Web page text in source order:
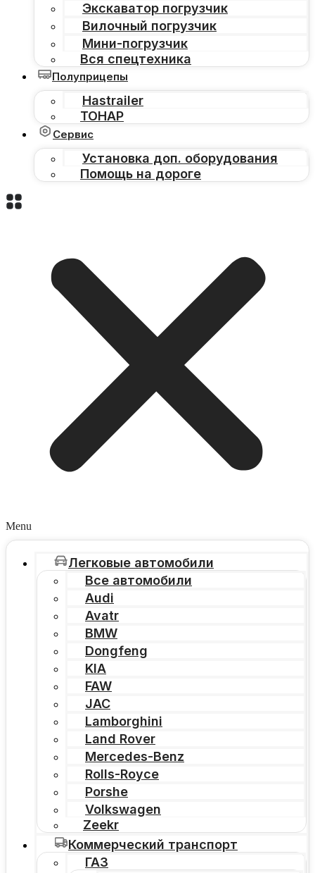
Экскаватор погрузчик
Вилочный погрузчик
Мини-погрузчик
Вся спецтехника
Полуприцепы
Hastrailer
ТОНАР
Сервис
Установка доп. оборудования
Помощь на дороге
Menu
Легковые автомобили
Все автомобили
Audi
Avatr
BMW
Dongfeng
KIA
FAW
JAC
Lamborghini
Land Rover
Mercedes-Benz
Rolls-Royce
Porshe
Volkswagen
Zeekr
Коммерческий транспорт
ГАЗ